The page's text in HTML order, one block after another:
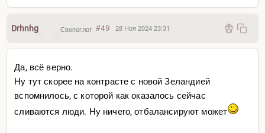
Drhnhg Свопоглот #49 28 Ноя 2024 23:31
Да, всё верно.
Ну тут скорее на контрасте с новой Зеландией
вспомнилось, с которой как оказалось сейчас
сливаются люди. Ну ничего, отбалансируют может